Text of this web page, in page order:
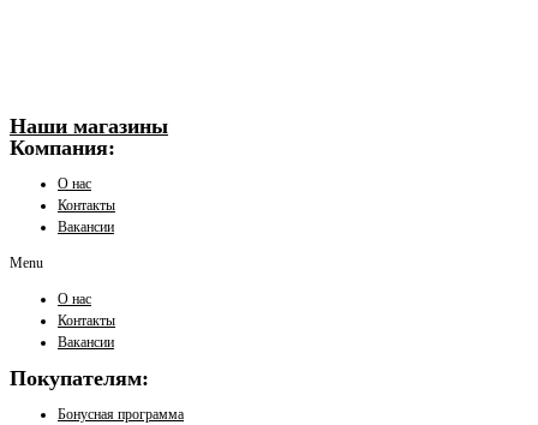
Наши магазины
Компания:
О нас
Контакты
Вакансии
Menu
О нас
Контакты
Вакансии
Покупателям:
Бонусная программа